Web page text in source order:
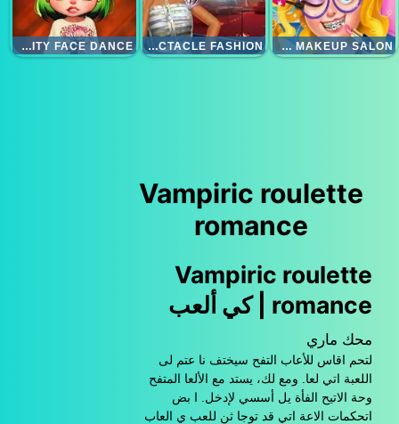
NERDY GIRL MAKEUP SALON
STELLAR STYLE SPECTACLE FASHION
CELEBRITY FACE DANCE
Vampiric roulette
romance
Vampiric roulette
romance | كي ألعب
محك ماري
لتحم اقاس للأعاب التفح سيختف نا عتم لى
اللعبة اتي لعا. ومع لك، يستد مع الألعا المتفح
وحة الاتيح الفأة يل أسسي لإدخل. ا بض
اتحكمات الاعة اتي قد توجا ثن للعب ي العاب